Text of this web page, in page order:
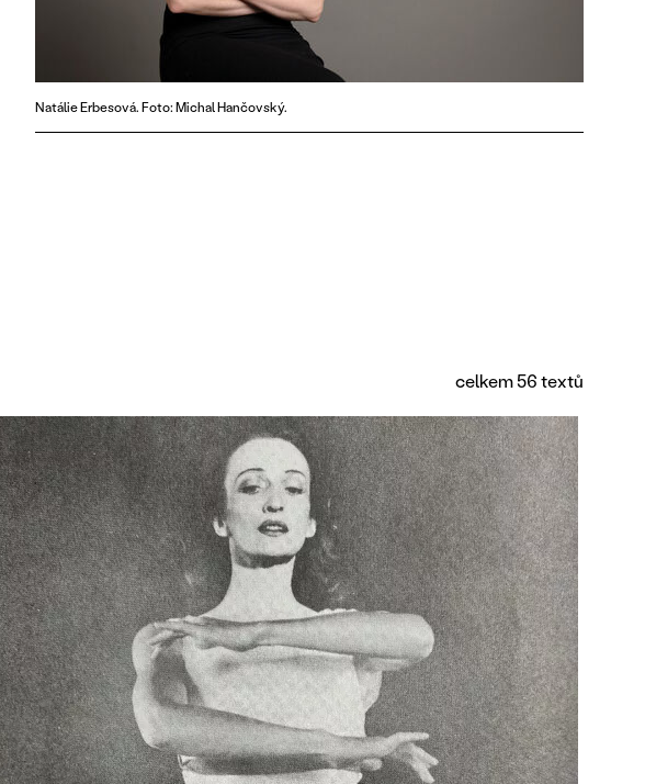
Natálie Erbesová. Foto: Michal Hančovský.
celkem 56 textů